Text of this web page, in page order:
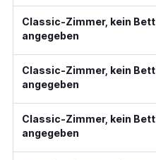
Classic-Zimmer, kein Bett
angegeben
Classic-Zimmer, kein Bett
angegeben
Classic-Zimmer, kein Bett
angegeben